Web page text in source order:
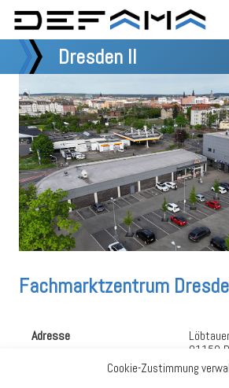
Cookie-Zustimmung
Dresden II
Fachmarktzentrum
Adresse
01159
1.531 m²